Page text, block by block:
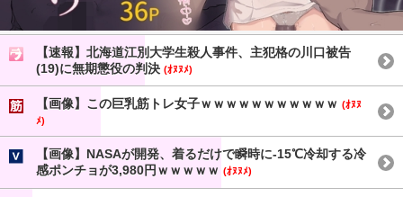
【速報】北海道江別大学生殺人事件、主犯格の川口被告
(19)に無期懲役の判決 (ｵﾇﾇﾒ)
【画像】この巨乳筋トレ女子ｗｗｗｗｗｗｗｗｗｗｗ (ｵﾇﾇ
ﾒ)
【画像】NASAが開発、着るだけで瞬時に-15℃冷却する冷
感ポンチョが3,980円ｗｗｗｗｗ (ｵﾇﾇﾒ)